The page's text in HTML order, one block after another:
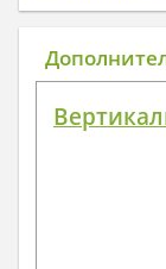
1.
Общие